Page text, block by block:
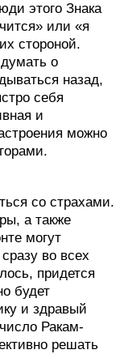
этого Знака
или «я
стороной.
о
назад,
себя
и
можно
со страхами.
а также
могут
во всех
придется
будет
и здравый
Ракам-
решать